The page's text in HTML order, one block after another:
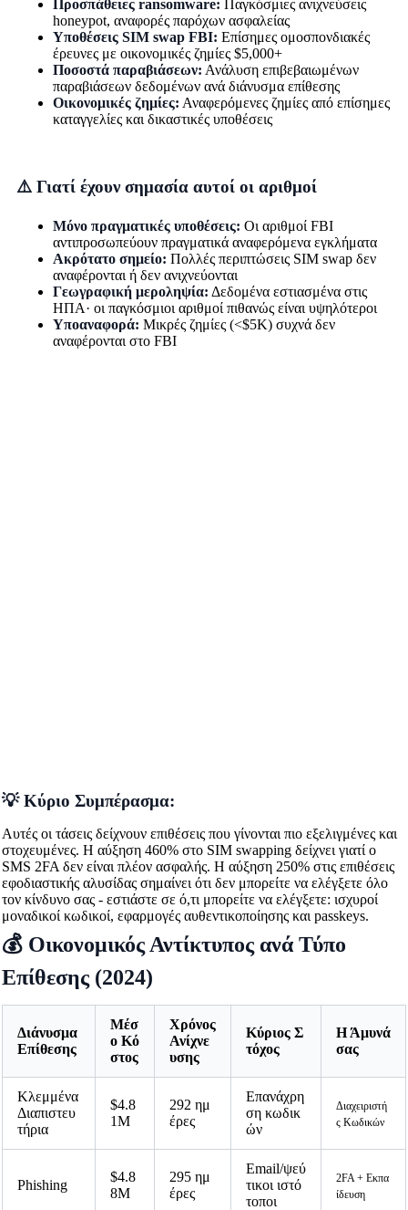
Προσπάθειες ransomware: Παγκόσμιες ανιχνεύσεις
honeypot, αναφορές παρόχων ασφαλείας
Υποθέσεις SIM swap FBI: Επίσημες ομοσπονδιακές
έρευνες με οικονομικές ζημίες $5,000+
Ποσοστά παραβιάσεων: Ανάλυση επιβεβαιωμένων
παραβιάσεων δεδομένων ανά διάνυσμα επίθεσης
Οικονομικές ζημίες: Αναφερόμενες ζημίες από επίσημες
καταγγελίες και δικαστικές υποθέσεις
⚠️ Γιατί έχουν σημασία αυτοί οι αριθμοί
Μόνο πραγματικές υποθέσεις: Οι αριθμοί FBI
αντιπροσωπεύουν πραγματικά αναφερόμενα εγκλήματα
Ακρότατο σημείο: Πολλές περιπτώσεις SIM swap δεν
αναφέρονται ή δεν ανιχνεύονται
Γεωγραφική μεροληψία: Δεδομένα εστιασμένα στις
ΗΠΑ· οι παγκόσμιοι αριθμοί πιθανώς είναι υψηλότεροι
Υποαναφορά: Μικρές ζημίες (<$5K) συχνά δεν
αναφέρονται στο FBI
💡 Κύριο Συμπέρασμα:
Αυτές οι τάσεις δείχνουν επιθέσεις που γίνονται πιο εξελιγμένες και
στοχευμένες. Η αύξηση 460% στο SIM swapping δείχνει γιατί ο
SMS 2FA δεν είναι πλέον ασφαλής. Η αύξηση 250% στις επιθέσεις
εφοδιαστικής αλυσίδας σημαίνει ότι δεν μπορείτε να ελέγξετε όλο
τον κίνδυνο σας - εστιάστε σε ό,τι μπορείτε να ελέγξετε: ισχυροί
μοναδικοί κωδικοί, εφαρμογές αυθεντικοποίησης και passkeys.
💰 Οικονομικός Αντίκτυπος ανά Τύπο
Επίθεσης (2024)
Διάνυσμα
Επίθεσης
Μέσ
ο Κό
στος
Χρόνος
Ανίχνε
υσης
Κύριος Σ
τόχος
Η Άμυνά
σας
Κλεμμένα
Διαπιστευ
τήρια
$4.8
1M
292 ημ
έρες
Επανάχρη
ση κωδικ
ών
Διαχειριστή
ς Κωδικών
Phishing
$4.8
8M
295 ημ
έρες
Email/ψεύ
τικοι ιστό
τοποι
2FA + Εκπα
ίδευση